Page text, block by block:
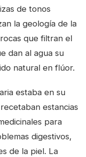
de tonos
la geología de la
que filtran el
dan al agua su
natural en flúor.
estaba en su
estancias
para
digestivos,
de la piel. La